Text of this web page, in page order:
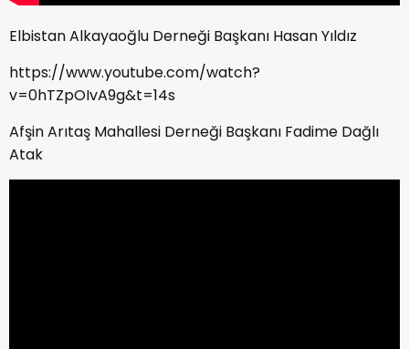
Elbistan Alkayaoğlu Derneği Başkanı Hasan Yıldız
https://www.youtube.com/watch?
v=0hTZpOIvA9g&t=14s
Afşin Arıtaş Mahallesi Derneği Başkanı Fadime Dağlı
Atak